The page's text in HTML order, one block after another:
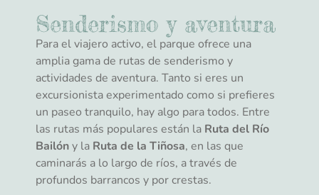
Senderismo y aventura
Para el viajero activo, el parque ofrece una
amplia gama de rutas de senderismo y
actividades de aventura. Tanto si eres un
excursionista experimentado como si prefieres
un paseo tranquilo, hay algo para todos. Entre
las rutas más populares están la Ruta del Río
Bailóny la Ruta de la Tiñosa, en las que
caminarás a lo largo de ríos, a través de
profundos barrancos y por crestas.